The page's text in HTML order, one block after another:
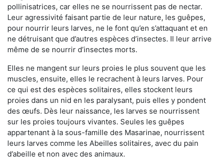
pollinisatrices, car elles ne se nourrissent pas de nectar.
Leur agressivité faisant partie de leur nature, les guêpes,
pour nourrir leurs larves, ne le font qu’en s’attaquant et en
ne détruisant que d’autres espèces d’insectes. Il leur arrive
même de se nourrir d’insectes morts.
Elles ne mangent sur leurs proies le plus souvent que les
muscles, ensuite, elles le recrachent à leurs larves. Pour
ce qui est des espèces solitaires, elles stockent leurs
proies dans un nid en les paralysant, puis elles y pondent
des œufs. Dès leur naissance, les larves se nourrissent
sur les proies toujours vivantes. Seules les guêpes
appartenant à la sous-famille des Masarinae, nourrissent
leurs larves comme les Abeilles solitaires, avec du pain
d’abeille et non avec des animaux.